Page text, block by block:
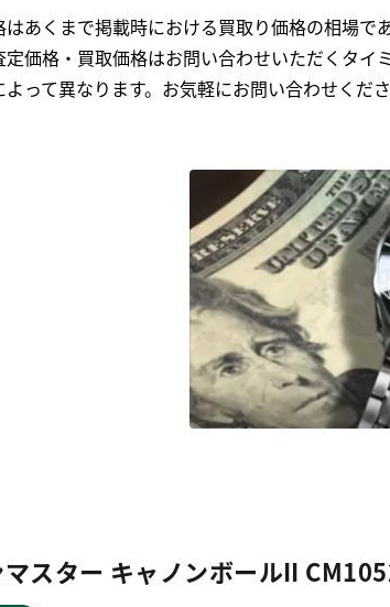
はあくまで掲載時における買取り価格の相場で
定価格・買取価格はお問い合わせいただくタ
よって異なります。お気軽にお問い合わせくださ
マスター キャノンボールII